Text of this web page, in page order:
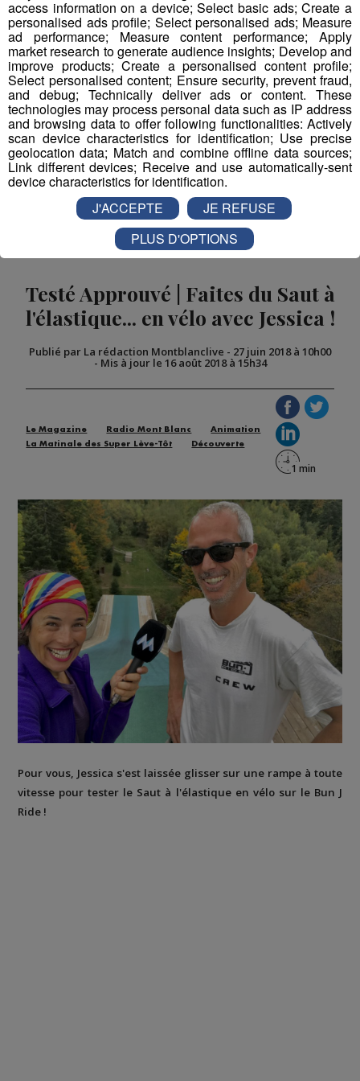
Aujourd’hui, de nombreuses associations se mobilisent
pour la protection de cette espèce, pour ne pas revivre
l’extinction des années passées.
Partager sur Facebook
Partager sur Twitter
Testé Approuvé | Faites du Saut à
l'élastique... en vélo avec Jessica !
Publié par La rédaction Montblanclive - 27 juin 2018 à 10h00
- Mis à jour le 16 août 2018 à 15h34
Le Magazine Radio Mont Blanc
Animation
La Matinale des Super Lève-Tôt
Découverte
Pour vous, Jessica s'est laissée glisser sur une rampe à toute
vitesse pour tester le Saut à l'élastique en vélo sur le Bun J
Ride !
access information on a device; Select basic ads; Create a
personalised ads profile; Select personalised ads; Measure
ad performance; Measure content performance; Apply
market research to generate audience insights; Develop and
improve products; Create a personalised content profile;
Select personalised content; Ensure security, prevent fraud,
and debug; Technically deliver ads or content. These
technologies may process personal data such as IP address
and browsing data to offer following functionalities: Actively
scan device characteristics for identification; Use precise
geolocation data; Match and combine offline data sources;
Link different devices; Receive and use automatically-sent
device characteristics for identification.
J'ACCEPTE
JE REFUSE
PLUS D'OPTIONS